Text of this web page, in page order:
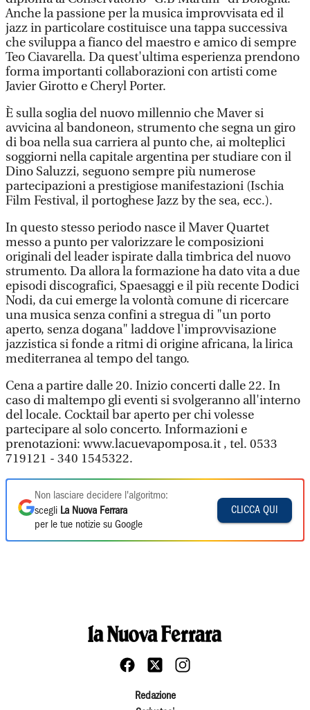
Anche la passione per la musica improvvisata ed il
jazz in particolare costituisce una tappa successiva
che sviluppa a fianco del maestro e amico di sempre
Teo Ciavarella. Da quest'ultima esperienza prendono
forma importanti collaborazioni con artisti come
Javier Girotto e Cheryl Porter.
È sulla soglia del nuovo millennio che Maver si
avvicina al bandoneon, strumento che segna un giro
di boa nella sua carriera al punto che, ai molteplici
soggiorni nella capitale argentina per studiare con il
Dino Saluzzi, seguono sempre più numerose
partecipazioni a prestigiose manifestazioni (Ischia
Film Festival, il portoghese Jazz by the sea, ecc.).
In questo stesso periodo nasce il Maver Quartet
messo a punto per valorizzare le composizioni
originali del leader ispirate dalla timbrica del nuovo
strumento. Da allora la formazione ha dato vita a due
episodi discografici, Spaesaggi e il più recente Dodici
Nodi, da cui emerge la volontà comune di ricercare
una musica senza confini a stregua di "un porto
aperto, senza dogana" laddove l'improvvisazione
jazzistica si fonde a ritmi di origine africana, la lirica
mediterranea al tempo del tango.
Cena a partire dalle 20. Inizio concerti dalle 22. In
caso di maltempo gli eventi si svolgeranno all'interno
del locale. Cocktail bar aperto per chi volesse
partecipare al solo concerto. Informazioni e
prenotazioni: www.lacuevapomposa.it , tel. 0533
719121 - 340 1545322.
Non lasciare decidere l'algoritmo:
scegli La Nuova Ferrara
per le tue notizie su Google
CLICCA QUI
Redazione